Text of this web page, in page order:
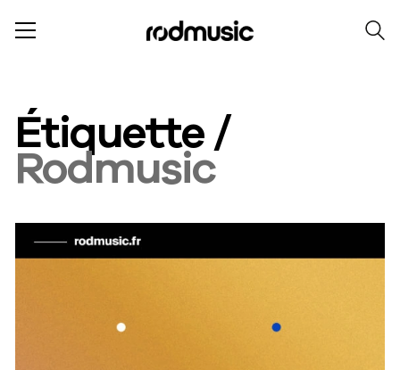
Étiquette /
Rodmusic